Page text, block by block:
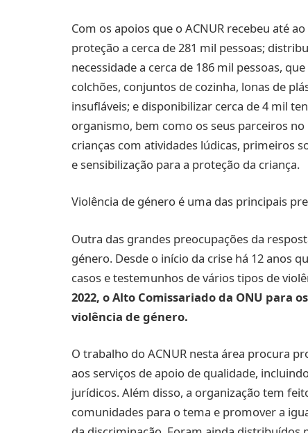
Com os apoios que o ACNUR recebeu até
proteção a cerca de 281 mil pessoas;
necessidade a cerca de 186 mil pessoas,
colchões, conjuntos de cozinha, lonas de
insufláveis; e disponibilizar cerca de 4 mil
organismo, bem como os seus parceiros
crianças com atividades lúdicas, primeiros
e sensibilização para a proteção da criança.
Violência de género é uma das principais
Outra das grandes preocupações da
género. Desde o início da crise há 12 anos
casos e testemunhos de vários tipos de
2022, o Alto Comissariado da ONU para
violência de género.
O trabalho do ACNUR nesta área procura
aos serviços de apoio de qualidade,
jurídicos. Além disso, a organização tem
comunidades para o tema e promover a